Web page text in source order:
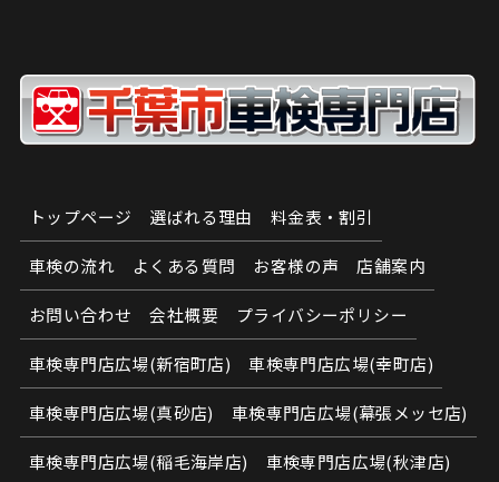
トップページ 選ばれる理由 料金表・割引
車検の流れ よくある質問 お客様の声 店舗案内
お問い合わせ 会社概要 プライバシーポリシー
車検専門店広場(新宿町店) 車検専門店広場(幸町店)
車検専門店広場(真砂店) 車検専門店広場(幕張メッセ店)
車検専門店広場(稲毛海岸店) 車検専門店広場(秋津店)